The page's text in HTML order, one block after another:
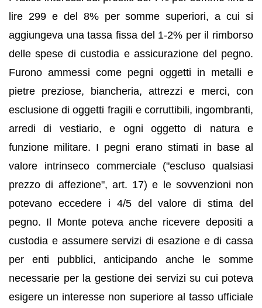
lire 299 e del 8% per somme superiori, a cui si
aggiungeva una tassa fissa del 1-2% per il rimborso
delle spese di custodia e assicurazione del pegno.
Furono ammessi come pegni oggetti in metalli e
pietre preziose, biancheria, attrezzi e merci, con
esclusione di oggetti fragili e corruttibili, ingombranti,
arredi di vestiario, e ogni oggetto di natura e
funzione militare. I pegni erano stimati in base al
valore intrinseco commerciale ("escluso qualsiasi
prezzo di affezione", art. 17) e le sovvenzioni non
potevano eccedere i 4/5 del valore di stima del
pegno. Il Monte poteva anche ricevere depositi a
custodia e assumere servizi di esazione e di cassa
per enti pubblici, anticipando anche le somme
necessarie per la gestione dei servizi su cui poteva
esigere un interesse non superiore al tasso ufficiale